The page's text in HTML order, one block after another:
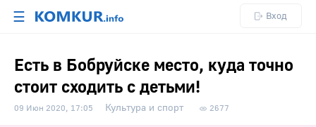
☰ Вход
Есть в Бобруйске место, куда точно
стоит сходить с детьми!
09 Июн 2020, 17:05 Культура и спорт 2677